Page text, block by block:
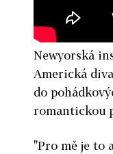
Newyorská
Americká
do
romantickou
"Pro mě je to